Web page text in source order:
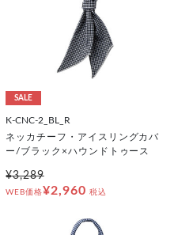
SALE
K-CNC-2_BL_R
ネッカチーフ・アイスリングカバ
ー/ブラック×ハウンドトゥース
¥3,289
WEB価格¥2,960 税込